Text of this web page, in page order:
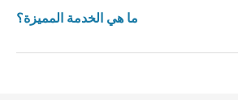
ما هي الخدمة المميزة؟